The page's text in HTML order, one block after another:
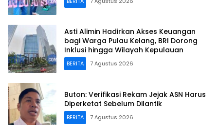
Asti Alimin Hadirkan Akses Keuangan
bagi Warga Pulau Kelang, BRI Dorong
Inklusi hingga Wilayah Kepulauan
BERITA 7 Agustus 2026
Buton: Verifikasi Rekam Jejak ASN Harus
Diperketat Sebelum Dilantik
BERITA 7 Agustus 2026